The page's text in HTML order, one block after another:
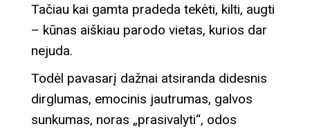
Tačiau kai gamta pradeda tekėti, kilti, augti
– kūnas aiškiau parodo vietas, kurios dar
nejuda.
Todėl pavasarį dažnai atsiranda didesnis
dirglumas, emocinis jautrumas, galvos
sunkumas, noras „prasivalyti“, odos